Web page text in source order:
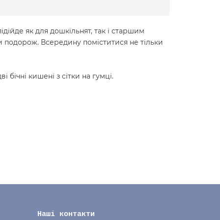
як для дошкільнят, так і старшим
подорож. Всередину поміститися не тільки
бічні кишені з сітки на гумці.
Наші контакти